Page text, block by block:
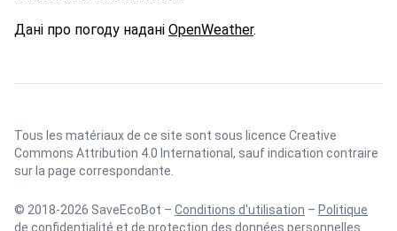
Дані про погоду надані OpenWeather.
Tous les matériaux de ce site sont sous licence Creative
Commons Attribution 4.0 International , sauf indication contraire
sur la page correspondante.
© 2018-2026 SaveEcoBot – Conditions d'utilisation – Politique
de confidentialité et de protection des données personnelles